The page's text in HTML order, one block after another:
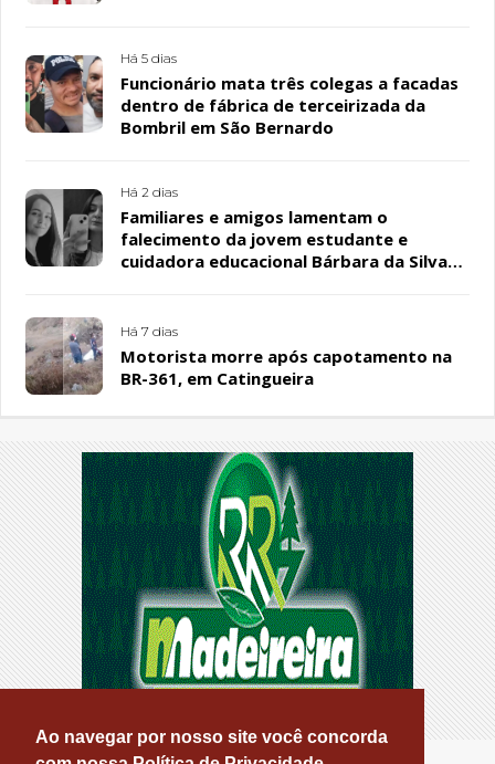
Ao navegar por nosso site você concorda
Há 5 dias
Funcionário mata três colegas a facadas
dentro de fábrica de terceirizada da
Bombril em São Bernardo
Há 2 dias
Familiares e amigos lamentam o
falecimento da jovem estudante e
cuidadora educacional Bárbara da Silva
Há 7 dias
Motorista morre após capotamento na
BR-361, em Catingueira